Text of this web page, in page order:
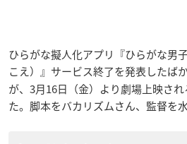
ひらがな擬人化アプリ『ひらがな男
こえ）』サービス終了を発表したば
が、3月16日（金）より劇場上映さ
た。脚本をバカリズムさん、監督を